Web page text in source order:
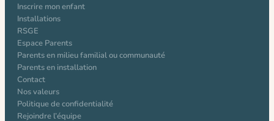
Inscrire mon enfant
Installations
RSGE
Espace Parents
Parents en milieu familial ou communauté
Parents en installation
Contact
Nos valeurs
Politique de confidentialité
Rejoindre l’équipe